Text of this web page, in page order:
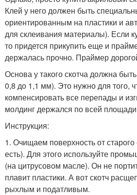
Клей у него должен быть
ориентированным на пластики и
для склеивания материалы). Если
то придется прикупить еще и
держалась прочно. Праймер
Основа у такого скотча должна
0,8 до 1,1 мм). Это нужно для того,
компенсировать все перепады и
молдинг держался по всей
Инструкция:
1. Очищаем поверхность от старого
есть). Для этого используйте
(на цитрусовом масле). Он не
плавит пластики. А вот скотч
рыхлым и податливым.